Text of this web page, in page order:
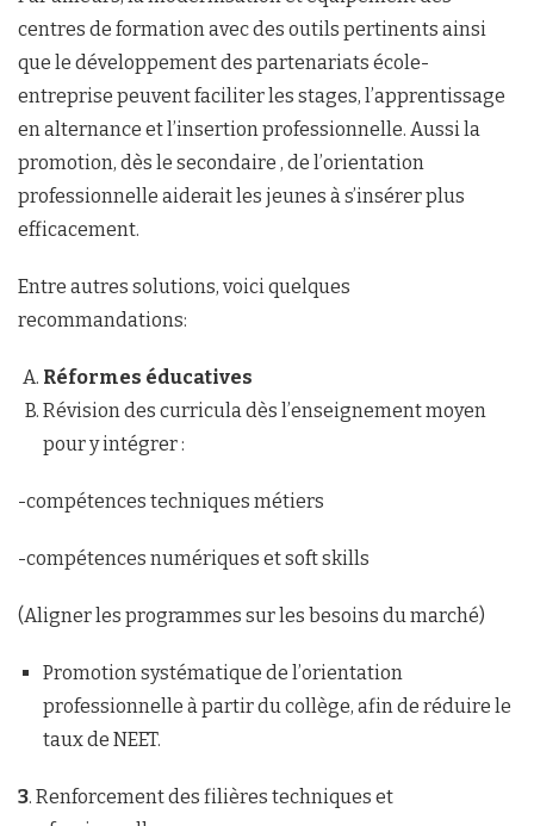
centres de formation avec des outils pertinents ainsi
que le développement des partenariats école-
entreprise peuvent faciliter les stages, l’apprentissage
en alternance et l’insertion professionnelle. Aussi la
promotion, dès le secondaire , de l’orientation
professionnelle aiderait les jeunes à s’insérer plus
efficacement.
Entre autres solutions, voici quelques
recommandations:
Réformes éducatives
Révision des curricula dès l’enseignement moyen
pour y intégrer :
-compétences techniques métiers
-compétences numériques et soft skills
(Aligner les programmes sur les besoins du marché)
Promotion systématique de l’orientation
professionnelle à partir du collège, afin de réduire le
taux de NEET.
3. Renforcement des filières techniques et